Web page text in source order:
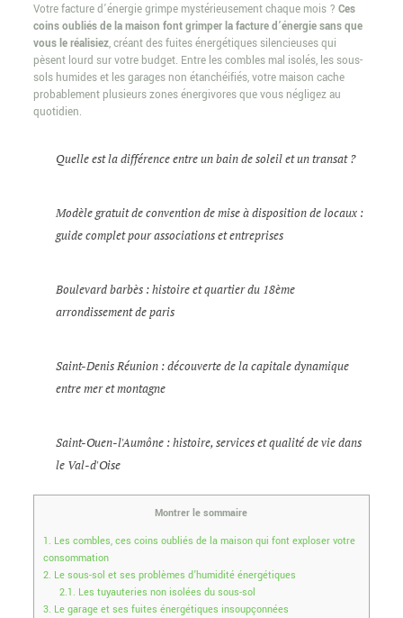
Votre facture d’énergie grimpe mystérieusement chaque mois ? Ces
coins oubliés de la maison font grimper la facture d’énergie sans que
vous le réalisiez, créant des fuites énergétiques silencieuses qui
pèsent lourd sur votre budget. Entre les combles mal isolés, les sous-
sols humides et les garages non étanchéifiés, votre maison cache
probablement plusieurs zones énergivores que vous négligez au
quotidien.
Quelle est la différence entre un bain de soleil et un transat ?
Modèle gratuit de convention de mise à disposition de locaux :
guide complet pour associations et entreprises
Boulevard barbès : histoire et quartier du 18ème
arrondissement de paris
Saint-Denis Réunion : découverte de la capitale dynamique
entre mer et montagne
Saint-Ouen-l'Aumône : histoire, services et qualité de vie dans
le Val-d'Oise
Montrer le sommaire
1. Les combles, ces coins oubliés de la maison qui font exploser votre
consommation
2. Le sous-sol et ses problèmes d’humidité énergétiques
2.1. Les tuyauteries non isolées du sous-sol
3. Le garage et ses fuites énergétiques insoupçonnées